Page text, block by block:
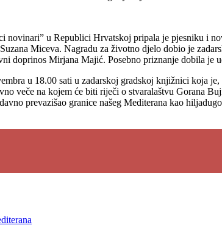
novinari” u Republici Hrvatskoj pripala je pjesniku i
Miceva. Nagradu za životno djelo dobio je
doprinos Mirjana Majić. Posebno priznanje dobila je
u 18.00 sati u zadarskoj gradskoj knjižnici koja
veče na kojem će biti riječi o stvaralaštvu Gorana
prevazišao granice našeg Mediterana kao